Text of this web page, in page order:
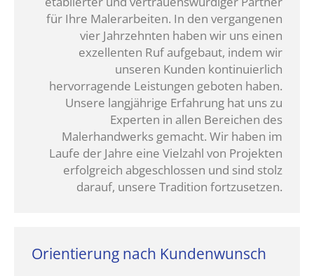
für Ihre Malerarbeiten. In den vergangenen
vier Jahrzehnten haben wir uns einen
exzellenten Ruf aufgebaut, indem wir
unseren Kunden kontinuierlich
hervorragende Leistungen geboten haben.
Unsere langjährige Erfahrung hat uns zu
Experten in allen Bereichen des
Malerhandwerks gemacht. Wir haben im
Laufe der Jahre eine Vielzahl von Projekten
erfolgreich abgeschlossen und sind stolz
darauf, unsere Tradition fortzusetzen.
Orientierung nach Kundenwunsch